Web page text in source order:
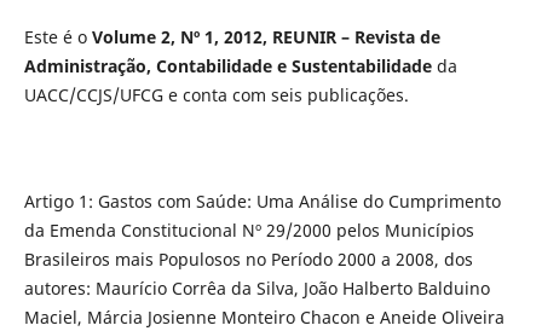
Este é o Volume 2, Nº 1, 2012, REUNIR – Revista de
Administração, Contabilidade e Sustentabilidadeda
UACC/CCJS/UFCG e conta com seis publicações.
Artigo 1: Gastos com Saúde: Uma Análise do Cumprimento
da Emenda Constitucional Nº 29/2000 pelos Municípios
Brasileiros mais Populosos no Período 2000 a 2008, dos
autores: Maurício Corrêa da Silva, João Halberto Balduino
Maciel, Márcia Josienne Monteiro Chacon e Aneide Oliveira